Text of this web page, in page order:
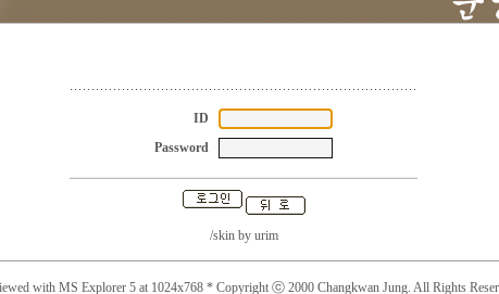
ID
Password
/skin by urim
with MS Explorer 5 at 1024x768 * Copyright ⓒ 2000 Changkwan Jung. All Rights